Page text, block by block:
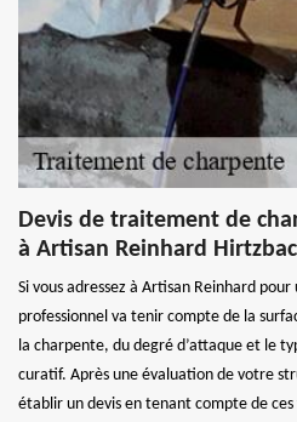
Devis de traitement de
à Artisan Reinhard
Si vous adressez à Artisan Reinhard
professionnel va tenir compte de la
la charpente, du degré d’attaque et le
curatif. Après une évaluation de votre
établir un devis en tenant compte de